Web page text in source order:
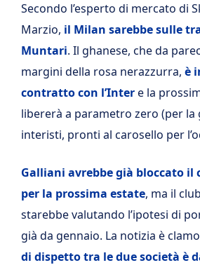
Secondo l’esperto di mercato di
Marzio, il Milan sarebbe sulle
Muntari. Il ghanese, che da
margini della rosa nerazzurra, è
contratto con l’Intere la
libererà a parametro zero (per la
interisti, pronti al carosello per
Galliani avrebbe già bloccato il
per la prossima estate, ma il
starebbe valutando l’ipotesi di
già da gennaio. La notizia è
di dispetto tra le due società è